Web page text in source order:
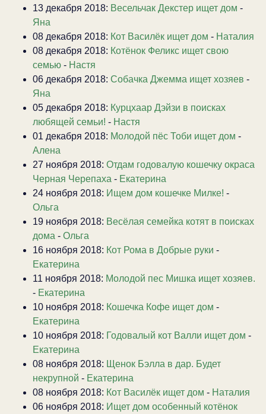
13 декабря 2018: Весельчак Декстер ищет дом -
Яна
08 декабря 2018: Кот Василёк ищет дом - Наталия
08 декабря 2018: Котёнок Феликс ищет свою
семью - Настя
06 декабря 2018: Собачка Джемма ищет хозяев -
Яна
05 декабря 2018: Курцхаар Дэйзи в поисках
любящей семьи! - Настя
01 декабря 2018: Молодой пёс Тоби ищет дом -
Алена
27 ноября 2018: Отдам годовалую кошечку окраса
Черная Черепаха - Екатерина
24 ноября 2018: Ищем дом кошечке Милке! -
Ольга
19 ноября 2018: Весёлая семейка котят в поисках
дома - Ольга
16 ноября 2018: Кот Рома в Добрые руки -
Екатерина
11 ноября 2018: Молодой пес Мишка ищет хозяев.
- Екатерина
10 ноября 2018: Кошечка Кофе ищет дом -
Екатерина
10 ноября 2018: Годовалый кот Валли ищет дом -
Екатерина
08 ноября 2018: Щенок Бэлла в дар. Будет
некрупной - Екатерина
08 ноября 2018: Кот Василёк ищет дом - Наталия
06 ноября 2018: Ищет дом особенный котёнок